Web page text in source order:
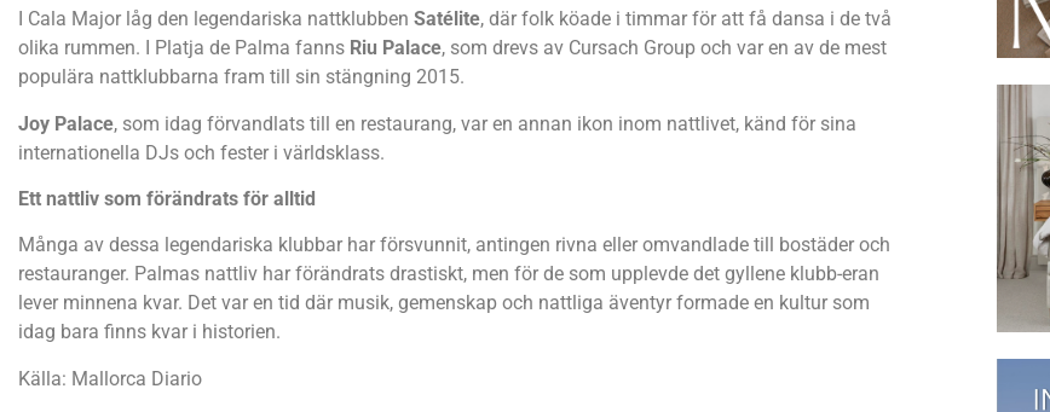
I Cala Major låg den legendariska nattklubben Satélite, där folk köade i timmar för att få dansa i de två
olika rummen. I Platja de Palma fanns Riu Palace, som drevs av Cursach Group och var en av de mest
populära nattklubbarna fram till sin stängning 2015.
Joy Palace, som idag förvandlats till en restaurang, var en annan ikon inom nattlivet, känd för sina
internationella DJs och fester i världsklass.
Ett nattliv som förändrats för alltid
Många av dessa legendariska klubbar har försvunnit, antingen rivna eller omvandlade till bostäder och
restauranger. Palmas nattliv har förändrats drastiskt, men för de som upplevde det gyllene klubb-eran
lever minnena kvar. Det var en tid där musik, gemenskap och nattliga äventyr formade en kultur som
idag bara finns kvar i historien.
Källa: Mallorca Diario